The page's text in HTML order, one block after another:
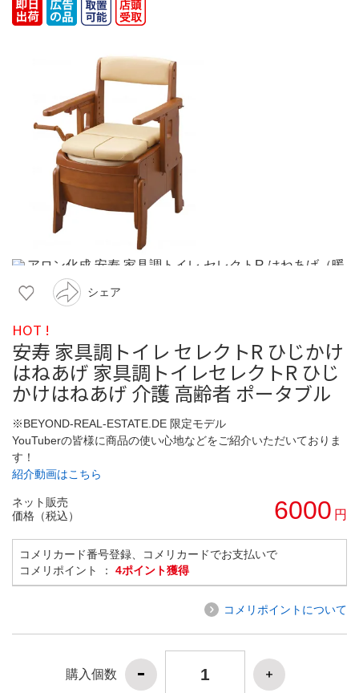
シェア
HOT !
安寿 家具調トイレ セレクトR ひじかけ
はねあげ 家具調トイレセレクトR ひじ
かけはねあげ 介護 高齢者 ポータブル
※BEYOND-REAL-ESTATE.DE 限定モデル
YouTuberの皆様に商品の使い心地などをご紹介いただいておりま
す！
紹介動画はこちら
ネット販売
価格（税込）
6000 円
コメリカード番号登録、コメリカードでお支払いで
コメリポイント ： 4ポイント獲得
コメリポイントについて
購入個数